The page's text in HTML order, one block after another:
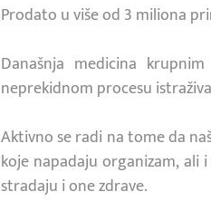
Prodato u više od 3 miliona
Današnja medicina
neprekidnom procesu
Aktivno se radi na tome da
koje napadaju organizam,
stradaju i one zdrave.